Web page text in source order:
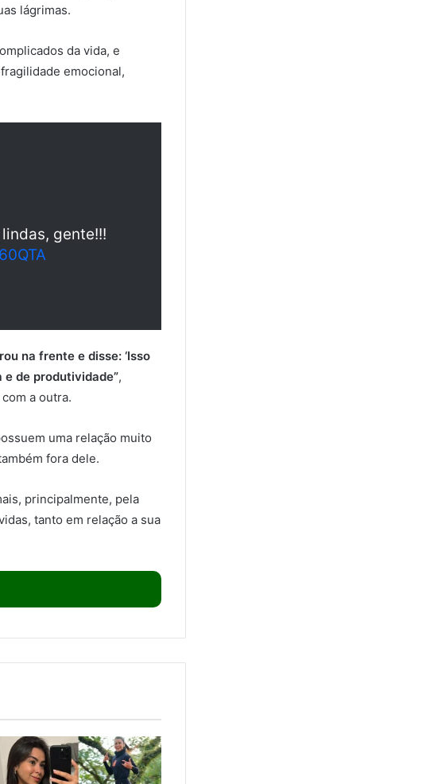
lágrimas.
da vida, e
emocional,
gente!!!
na frente e disse: ‘Isso
e de produtividade”,
a outra.
uma relação muito
fora dele.
principalmente, pela
tanto em relação a sua